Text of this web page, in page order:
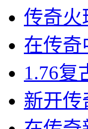
传奇火
在传奇
1.76复
新开传